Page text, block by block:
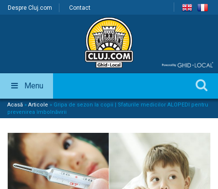
Despre Cluj.com Contact
Menu
Acasă » Articole » Gripa de sezon la copii | Sfaturile medicilor ALOPEDI pentru
prevenirea îmbolnăvirii